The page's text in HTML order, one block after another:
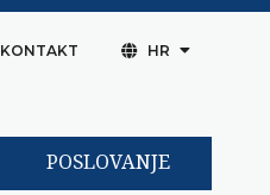
KONTAKT HR
POSLOVANJE